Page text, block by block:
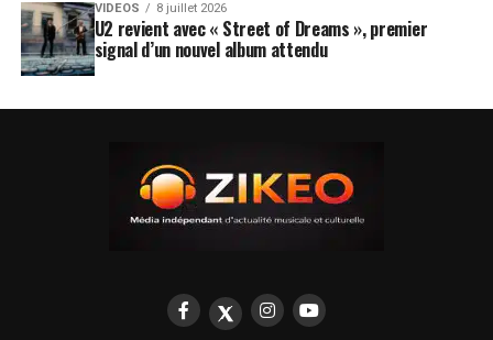
VIDEOS 8 juillet 2026
U2 revient avec « Street of Dreams », premier
signal d’un nouvel album attendu